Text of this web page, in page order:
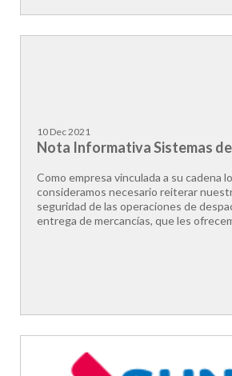
10 Dec 2021
Nota Informativa Sistemas
Como empresa vinculada a su cadena
consideramos necesario reiterar
seguridad de las operaciones de
entrega de mercancías, que les